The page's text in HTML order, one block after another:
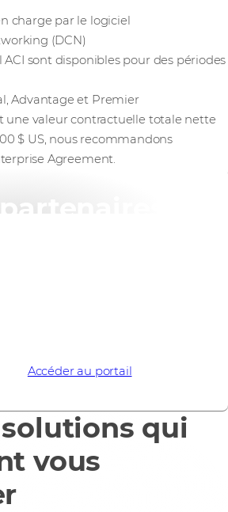
charge par le logiciel
(DCN)
ACI sont disponibles pour des périodes
Advantage et Premier
une valeur contractuelle totale nette
$ US, nous recommandons
Agreement.
Accéder au portail
solutions qui
vous